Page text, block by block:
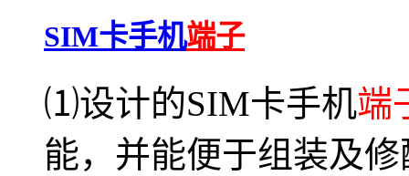
SIM卡手机端子
⑴设计的SIM卡手机端
能，并能便于组装及